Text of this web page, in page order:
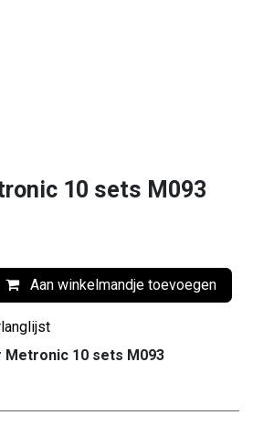
10 sets M093
Aan winkelmandje toevoegen
Metronic 10 sets M093